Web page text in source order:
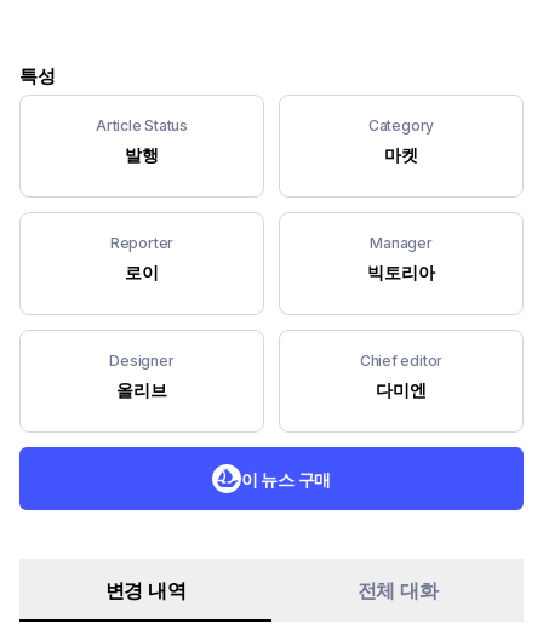
특성
Article Status
발행
Category
마켓
Reporter
로이
Manager
빅토리아
Designer
올리브
Chief editor
다미엔
이 뉴스 구매
변경 내역 전체 대화